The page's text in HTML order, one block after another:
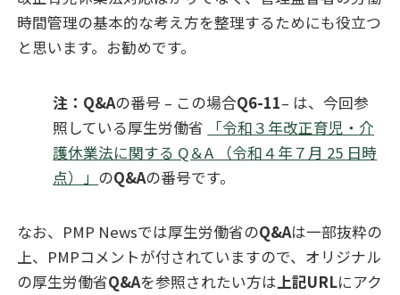
時間管理の基本的な考え方を整理するためにも役立つ
と思います。お勧めです。
注：Q&Aの番号 – この場合Q6-11– は、今回参
照している厚生労働省
「令和３年改正育児・介
護休業法に関する Q＆A （令和４年７月 25 日時
点）」 のQ&Aの番号です。
なお、PMP Newsでは厚生労働省のQ&Aは一部抜粋の
上、PMPコメントが付されていますので、オリジナル
の厚生労働省Q&Aを参照されたい方は上記URLにアク